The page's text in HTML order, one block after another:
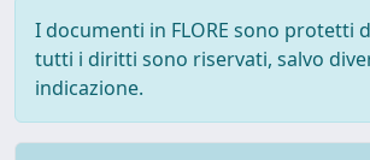
I documenti in FLORE sono protetti
tutti i diritti sono riservati, salvo
indicazione.